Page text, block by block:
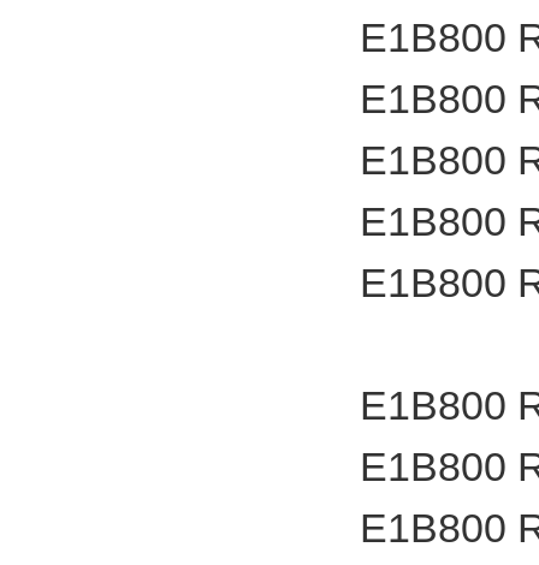
E1B800
E1B800
E1B800
E1B800
E1B800
E1B800
E1B800
E1B800